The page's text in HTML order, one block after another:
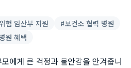
험 임산부 지원 #보건소 협력 병원
원 혜택
에게 큰 걱정과 불안감을 안겨줍니